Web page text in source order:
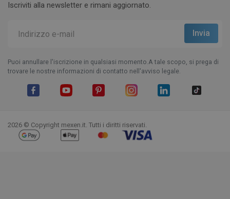
Iscriviti alla newsletter e rimani aggiornato.
Puoi annullare l'iscrizione in qualsiasi momento.A tale scopo, si prega di
trovare le nostre informazioni di contatto nell'avviso legale.
2026 © Copyright mexen.it. Tutti i diritti riservati.